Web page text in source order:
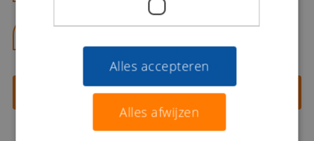
Contact opnemen
Alles accepteren
Alles afwijzen